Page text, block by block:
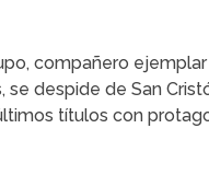
compañero
despide de San
títulos con